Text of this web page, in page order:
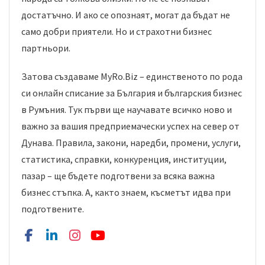
достатъчно. И ако се опознаят, могат да бъдат не
само добри приятели. Но и страхотни бизнес
партньори.
Затова създаваме MyRo.Biz – единственото по рода
си онлайн списание за България и българския бизнес
в Румъния. Тук първи ще научавате всичко ново и
важно за вашия предприемачески успех на север от
Дунава. Правила, закони, наредби, промени, услуги,
статистика, справки, конкуренция, институции,
пазар – ще бъдете подготвени за всяка важна
бизнес стъпка. А, както знаем, късметът идва при
подготвените.